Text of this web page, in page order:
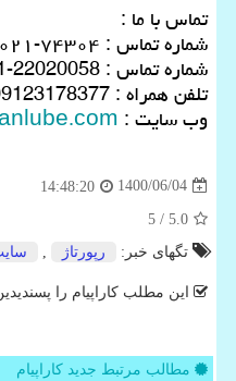
تماس با ما :
شماره تماس : ۷۴۳۰۴-۰۲۱
شماره تماس : 22020058-021
تلفن همراه : 09123178377
وب سایت :
1400/06/04
14:48:20
5.0
/ 5
تگهای خبر:
رپورتاژ
این مطلب کاراپیام را
مطالب مرتبط جدید کاراپیام